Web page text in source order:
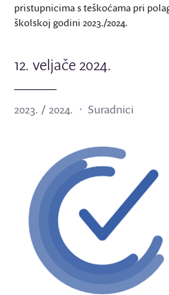
pristupnicima s teškoćama pri
školskoj godini 2023./2024.
12. veljače 2024.
2023. / 2024. Suradnici